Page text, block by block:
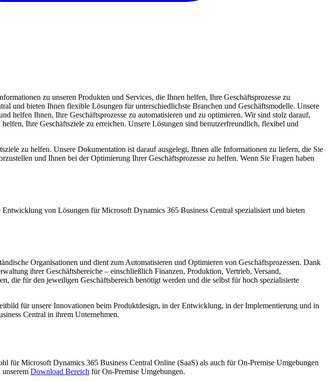
zu unseren Produkten und Services, die Ihnen helfen, Ihre Geschäftsprozesse zu
und bieten Ihnen flexible Lösungen für unterschiedlichste Branchen und Geschäftsmodelle. Unsere
helfen Ihnen, Ihre Geschäftsprozesse zu automatisieren und zu optimieren. Wir sind stolz darauf,
Ihre Geschäftsziele zu erreichen. Unsere Lösungen sind benutzerfreundlich, flexibel und
zu helfen. Unsere Dokumentation ist darauf ausgelegt, Ihnen alle Informationen zu liefern, die Sie
und Ihnen bei der Optimierung Ihrer Geschäftsprozesse zu helfen. Wenn Sie Fragen haben
von Lösungen für Microsoft Dynamics 365 Business Central spezialisiert und bieten
Organisationen und dient zum Automatisieren und Optimieren von Geschäftsprozessen. Dank
ihrer Geschäftsbereiche – einschließlich Finanzen, Produktion, Vertrieb, Versand,
die für den jeweiligen Geschäftsbereich benötigt werden und die selbst für hoch spezialisierte
für unsere Innovationen beim Produktdesign, in der Entwicklung, in der Implementierung und in
Central in ihrem Unternehmen.
für Microsoft Dynamics 365 Business Central Online (SaaS) als auch für On-Premise Umgebungen
Download Bereich für On-Premise Umgebungen.